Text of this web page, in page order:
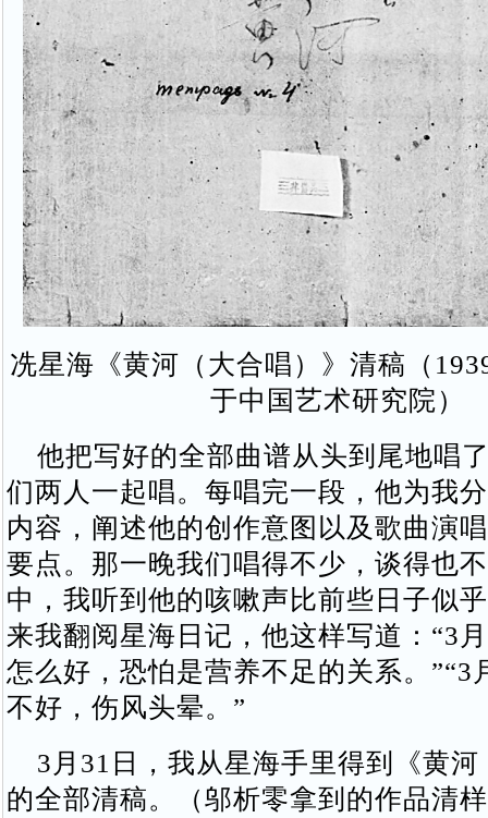
冼星海《黄河（大合唱）》清稿（
于中国艺术研究院）
他把写好的全部曲谱从头到尾地唱
们两人一起唱。每唱完一段，他为我
内容，阐述他的创作意图以及歌曲演
要点。那一晚我们唱得不少，谈得也
中，我听到他的咳嗽声比前些日子似
来我翻阅星海日记，他这样写道：“3
怎么好，恐怕是营养不足的关系。”“3
不好，伤风头晕。”
3月31日，我从星海手里得到《黄河
的全部清稿。（邬析零拿到的作品清